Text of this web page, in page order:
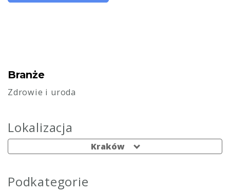
Branże
Zdrowie i uroda
Lokalizacja
Kraków
Podkategorie